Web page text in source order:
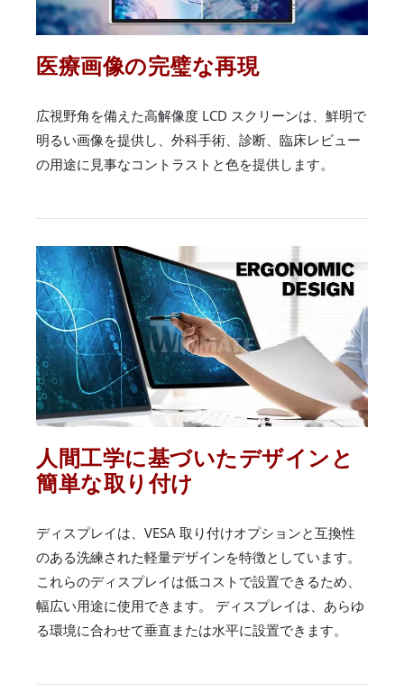
医療画像の完璧な再現
広視野角を備えた高解像度 LCD スクリーンは、鮮明で
明るい画像を提供し、外科手術、診断、臨床レビュー
の用途に見事なコントラストと色を提供します。
人間工学に基づいたデザインと
簡単な取り付け
ディスプレイは、VESA 取り付けオプションと互換性
のある洗練された軽量デザインを特徴としています。
これらのディスプレイは低コストで設置できるため、
幅広い用途に使用できます。 ディスプレイは、あらゆ
る環境に合わせて垂直または水平に設置できます。